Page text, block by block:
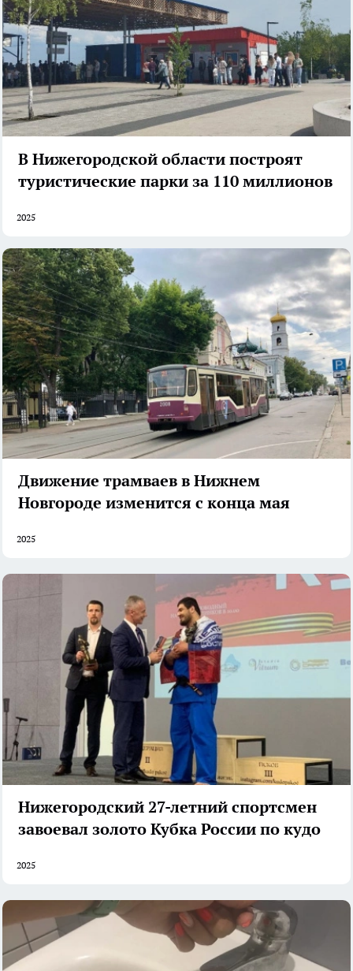
В Нижегородской области построят
туристические парки за 110 миллионов
2025
Движение трамваев в Нижнем
Новгороде изменится с конца мая
2025
Нижегородский 27-летний спортсмен
завоевал золото Кубка России по кудо
2025